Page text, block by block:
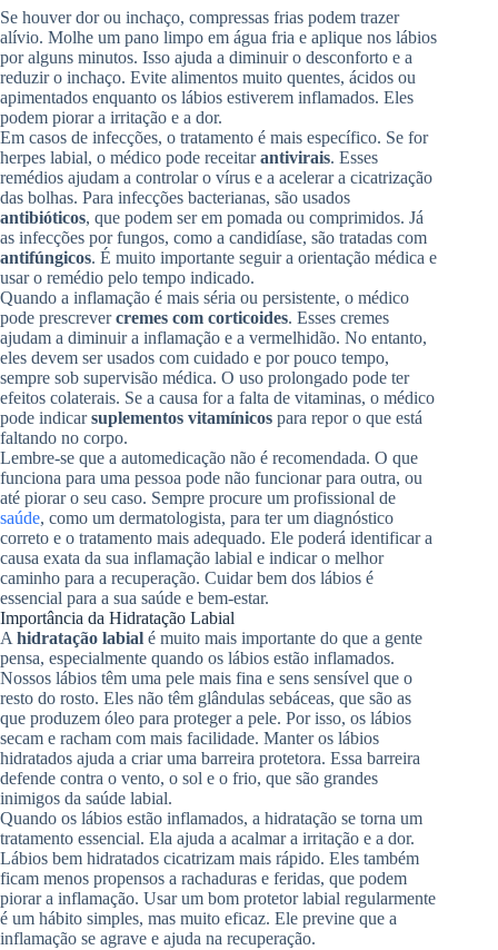
Se houver dor ou inchaço, compressas frias podem trazer
alívio. Molhe um pano limpo em água fria e aplique nos lábios
por alguns minutos. Isso ajuda a diminuir o desconforto e a
reduzir o inchaço. Evite alimentos muito quentes, ácidos ou
apimentados enquanto os lábios estiverem inflamados. Eles
podem piorar a irritação e a dor.
Em casos de infecções, o tratamento é mais específico. Se for
herpes labial, o médico pode receitarantivirais. Esses
remédios ajudam a controlar o vírus e a acelerar a cicatrização
das bolhas. Para infecções bacterianas, são usados
antibióticos, que podem ser em pomada ou comprimidos. Já
as infecções por fungos, como a candidíase, são tratadas com
antifúngicos. É muito importante seguir a orientação médica e
usar o remédio pelo tempo indicado.
Quando a inflamação é mais séria ou persistente, o médico
pode prescrevercremes com corticoides. Esses cremes
ajudam a diminuir a inflamação e a vermelhidão. No entanto,
eles devem ser usados com cuidado e por pouco tempo,
sempre sob supervisão médica. O uso prolongado pode ter
efeitos colaterais. Se a causa for a falta de vitaminas, o médico
pode indicarsuplementos vitamínicos para repor o que está
faltando no corpo.
Lembre-se que a automedicação não é recomendada. O que
funciona para uma pessoa pode não funcionar para outra, ou
até piorar o seu caso. Sempre procure um profissional de
saúde, como um dermatologista, para ter um diagnóstico
correto e o tratamento mais adequado. Ele poderá identificar a
causa exata da sua inflamação labial e indicar o melhor
caminho para a recuperação. Cuidar bem dos lábios é
essencial para a sua saúde e bem-estar.
Importância da Hidratação Labial
A hidratação labial é muito mais importante do que a gente
pensa, especialmente quando os lábios estão inflamados.
Nossos lábios têm uma pele mais fina e sens sensível que o
resto do rosto. Eles não têm glândulas sebáceas, que são as
que produzem óleo para proteger a pele. Por isso, os lábios
secam e racham com mais facilidade. Manter os lábios
hidratados ajuda a criar uma barreira protetora. Essa barreira
defende contra o vento, o sol e o frio, que são grandes
inimigos da saúde labial.
Quando os lábios estão inflamados, a hidratação se torna um
tratamento essencial. Ela ajuda a acalmar a irritação e a dor.
Lábios bem hidratados cicatrizam mais rápido. Eles também
ficam menos propensos a rachaduras e feridas, que podem
piorar a inflamação. Usar um bom protetor labial regularmente
é um hábito simples, mas muito eficaz. Ele previne que a
inflamação se agrave e ajuda na recuperação.